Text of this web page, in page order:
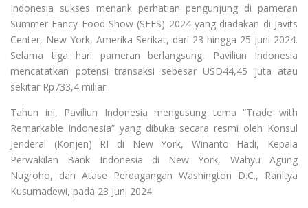
Indonesia sukses menarik perhatian pengunjung di pameran
Summer Fancy Food Show (SFFS) 2024 yang diadakan di Javits
Center, New York, Amerika Serikat, dari 23 hingga 25 Juni 2024.
Selama tiga hari pameran berlangsung, Paviliun Indonesia
mencatatkan potensi transaksi sebesar USD44,45 juta atau
sekitar Rp733,4 miliar.
Tahun ini, Paviliun Indonesia mengusung tema “Trade with
Remarkable Indonesia” yang dibuka secara resmi oleh Konsul
Jenderal (Konjen) RI di New York, Winanto Hadi, Kepala
Perwakilan Bank Indonesia di New York, Wahyu Agung
Nugroho, dan Atase Perdagangan Washington D.C., Ranitya
Kusumadewi, pada 23 Juni 2024.